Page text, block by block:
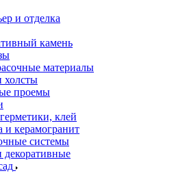
и отделка
камень
материалы
холсты
проемы
клей
и керамогранит
системы
декоративные